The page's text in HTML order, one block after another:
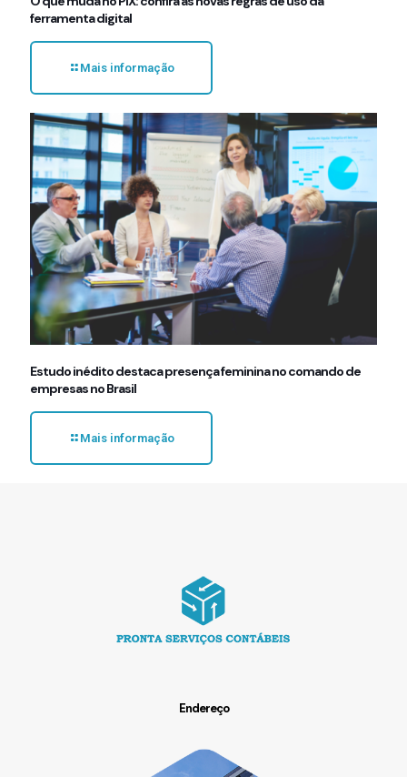
ferramenta digital
Mais informação
Estudo inédito destaca presença feminina no comando de
empresas no Brasil
Mais informação
Endereço